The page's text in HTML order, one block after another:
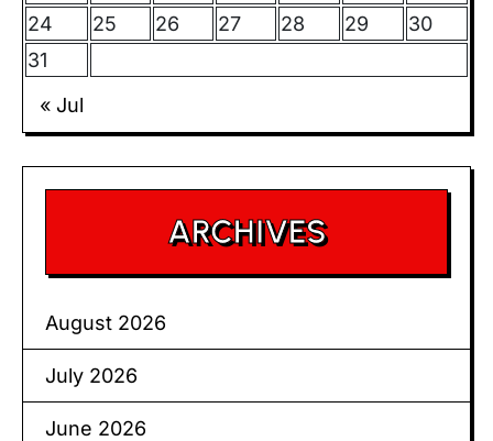
24
25 26 27 28 29
30
31
« Jul
ARCHIVES
August 2026
July 2026
June 2026